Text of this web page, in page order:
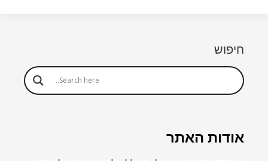
חיפוש
אודות האתר